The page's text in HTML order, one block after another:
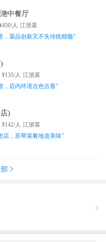
中餐厅
450/人 江浙菜
，菜品创新又不失传统精髓"
¥135/人 江浙菜
，店内环境古色古香"
)
¥142/人 江浙菜
店，苏帮菜肴地道美味"

